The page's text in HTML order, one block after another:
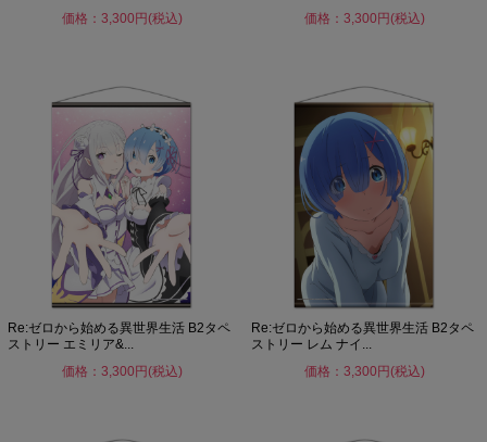
価格：3,300円(税込)
価格：3,300円(税込)
Re:ゼロから始める異世界生活 B2タペ
ストリー エミリア&...
価格：3,300円(税込)
Re:ゼロから始める異世界生活 B2タペ
ストリー レム ナイ...
価格：3,300円(税込)